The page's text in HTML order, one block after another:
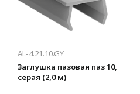
AL-4.21.10.GY
Заглушка пазовая паз 10,
серая (2,0 м)